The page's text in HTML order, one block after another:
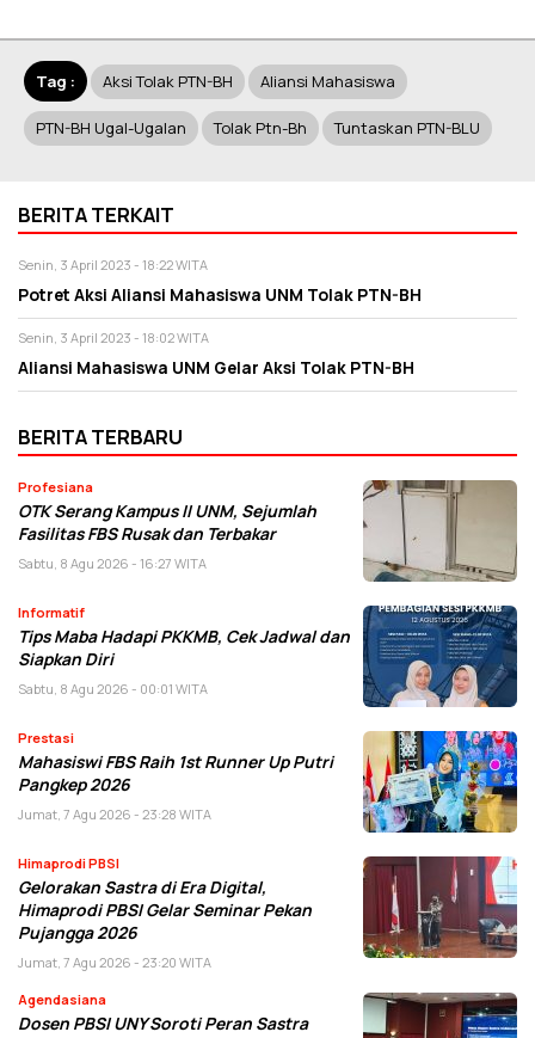
Tag : Aksi Tolak PTN-BH Aliansi Mahasiswa
PTN-BH Ugal-Ugalan Tolak Ptn-Bh Tuntaskan PTN-BLU
BERITA TERKAIT
Senin, 3 April 2023 - 18:22 WITA
Potret Aksi Aliansi Mahasiswa UNM Tolak PTN-BH
Senin, 3 April 2023 - 18:02 WITA
Aliansi Mahasiswa UNM Gelar Aksi Tolak PTN-BH
BERITA TERBARU
Profesiana
OTK Serang Kampus II UNM, Sejumlah
Fasilitas FBS Rusak dan Terbakar
Sabtu, 8 Agu 2026 - 16:27 WITA
Informatif
Tips Maba Hadapi PKKMB, Cek Jadwal dan
Siapkan Diri
Sabtu, 8 Agu 2026 - 00:01 WITA
Prestasi
Mahasiswi FBS Raih 1st Runner Up Putri
Pangkep 2026
Jumat, 7 Agu 2026 - 23:28 WITA
Himaprodi PBSI
Gelorakan Sastra di Era Digital,
Himaprodi PBSI Gelar Seminar Pekan
Pujangga 2026
Jumat, 7 Agu 2026 - 23:20 WITA
Agendasiana
Dosen PBSI UNY Soroti Peran Sastra